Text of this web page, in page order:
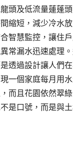
頭及低流量蓮蓬
縮短，減少冷水
智慧監控，讓住
常漏水迅速處理
透過設計讓人們
一個家庭每月用
而且花園依然翠
是口號，而是與